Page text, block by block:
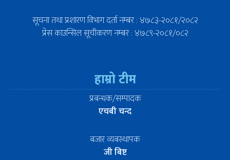
सूचना तथा प्रशारण विभाग दर्ता नम्बर : ४७८३-२०८१/२०८२
प्रेस काउन्सिल सूचीकरण नम्बर : ४७८९-२०८१/०८२
हाम्रो टीम
प्रबन्धक/सम्पादक
एचबी चन्द
बजार व्यबस्थापक
जी बिष्ट